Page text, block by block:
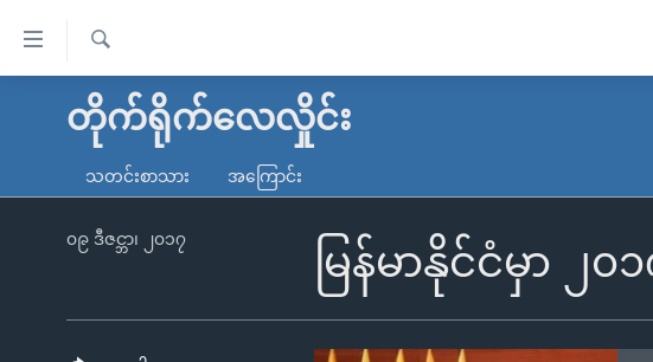
လွယ်ကူ
သည့်
မူလစာမျက်နှာ
ကမ္ဘာ့သတင်းများ
နိုင်ငံတကာ
တရုတ်
ရပ်ဝန်းတခု လမ်းတခု အလွန်
ရှာဖွေ
ရ
လာ
တိုက်ရိုက်လေလှိုင်း
သတင်းစာသား အကြောင်း
မြန်မာနိုင်ငံမှာ
၀၉ ဒီဇင္ဘာ၊ ၂၀၁၇